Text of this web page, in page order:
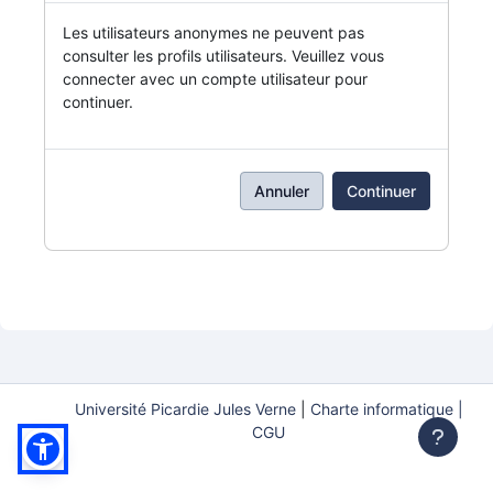
Les utilisateurs anonymes ne peuvent pas
consulter les profils utilisateurs. Veuillez vous
connecter avec un compte utilisateur pour
continuer.
Annuler Continuer
Université Picardie Jules Verne|
Charte informatique |
CGU